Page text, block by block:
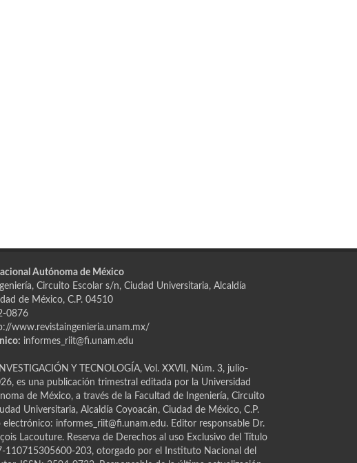
Autónoma de México
Circuito Escolar s/n, Ciudad Universitaria, Alcaldía
de México, C.P. 04510
0876
www.revistaingenieria.unam.mx/
informes_riit@fi.unam.edu
Y TECNOLOGÍA, Vol. XXVII, Núm. 3, julio-
es una publicación trimestral editada por la Universidad
de México, a través de la Facultad de Ingeniería, Circuito
Universitaria, Alcaldía Coyoacán, Ciudad de México, C.P.
informes_riit@fi.unam.edu. Editor responsable Dr.
Lacouture. Reserva de Derechos al uso Exclusivo del Título
110715305600-203, otorgado por el Instituto Nacional del